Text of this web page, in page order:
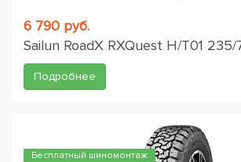
6 790 руб.
Sailun RoadX RXQuest H/T01 235/
Подробнее
Бесплатный шиномонтаж